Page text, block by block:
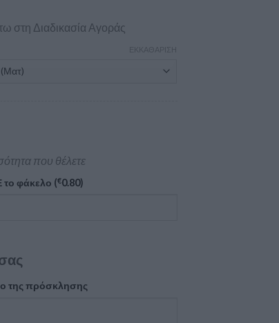
στη Διαδικασία Αγοράς
που θέλετε
το φάκελο (€0.80)
της πρόσκλησης